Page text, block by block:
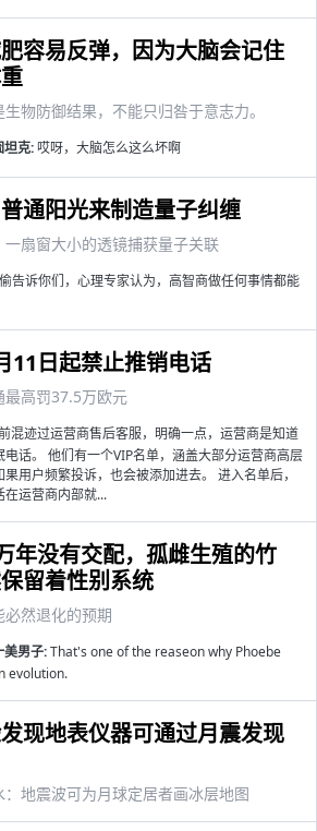
容易反弹，因为大脑会记住
物防御结果，不能只归咎于意志力。
坦克:哎呀，大脑怎么这么坏啊
通阳光来制造量子纠缠
一扇窗大小的透镜捕获量子关联
告诉你们，心理专家认为，高智商做任何事情都能
11日起禁止推销电话
最高罚37.5万欧元
混迹过运营商售后客服，明确一点，运营商是知道
电话。 他们有一个VIP名单，涵盖大部分运营商高层
用户频繁投诉，也会被添加进去。 进入名单后，
在运营商内部就...
年没有交配，孤雌生殖的竹
留着性别系统
然退化的预期
美男子:That's one of the reaseon why Phoebe
evolution.
现地表仪器可通过月震发现
：地震波可为月球定居者画冰层地图